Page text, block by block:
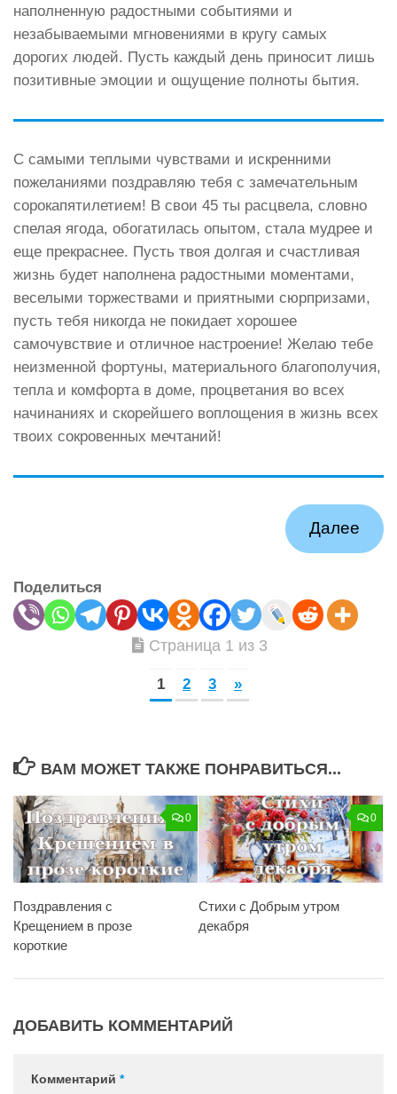
наполненную радостными событиями и
незабываемыми мгновениями в кругу самых
дорогих людей. Пусть каждый день приносит лишь
позитивные эмоции и ощущение полноты бытия.
С самыми теплыми чувствами и искренними
пожеланиями поздравляю тебя с замечательным
сорокапятилетием! В свои 45 ты расцвела, словно
спелая ягода, обогатилась опытом, стала мудрее и
еще прекраснее. Пусть твоя долгая и счастливая
жизнь будет наполнена радостными моментами,
веселыми торжествами и приятными сюрпризами,
пусть тебя никогда не покидает хорошее
самочувствие и отличное настроение! Желаю тебе
неизменной фортуны, материального благополучия,
тепла и комфорта в доме, процветания во всех
начинаниях и скорейшего воплощения в жизнь всех
твоих сокровенных мечтаний!
Далее
Поделиться
Страница 1 из 3
1 2 3 »
ВАМ МОЖЕТ ТАКЖЕ ПОНРАВИТЬСЯ...
0
Поздравления с
Крещением в прозе
короткие
0
Стихи с Добрым утром
декабря
ДОБАВИТЬ КОММЕНТАРИЙ
Комментарий *